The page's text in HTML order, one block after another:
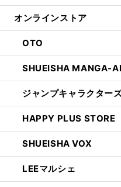
オンラインストア
OTO
SHUEISHA MANGA-
ジャンプキャラクター
HAPPY PLUS STORE
SHUEISHA VOX
LEEマルシェ